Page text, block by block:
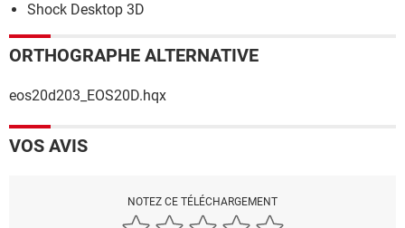
Shock Desktop 3D
ORTHOGRAPHE ALTERNATIVE
eos20d203_EOS20D.hqx
VOS AVIS
NOTEZ CE TÉLÉCHARGEMENT